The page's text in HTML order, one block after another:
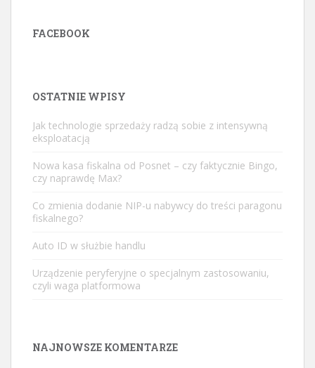
FACEBOOK
OSTATNIE WPISY
Jak technologie sprzedaży radzą sobie z intensywną
eksploatacją
Nowa kasa fiskalna od Posnet – czy faktycznie Bingo,
czy naprawdę Max?
Co zmienia dodanie NIP-u nabywcy do treści paragonu
fiskalnego?
Auto ID w służbie handlu
Urządzenie peryferyjne o specjalnym zastosowaniu,
czyli waga platformowa
NAJNOWSZE KOMENTARZE